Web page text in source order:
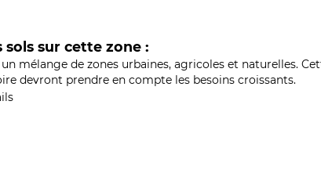
sols sur cette zone :
mélange de zones urbaines, agricoles et naturelles.
devront prendre en compte les besoins croissants.